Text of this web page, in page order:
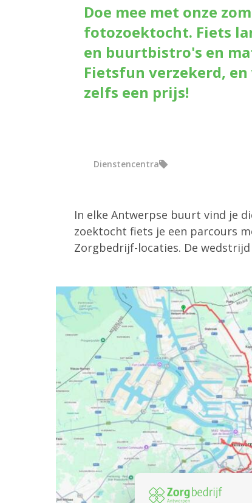
Dienstencentrum De Boskes
Dienstencentrum Sint Andries,
Dienstencentrum De Vrijgeweide,
Dienstencentrum Huize Berchem,
Dienstencentrum Kronenburg
Dienstencentrum Linkeroever,
Dienstencentrum Romanza
Doe mee met onze
fotozoektocht. Fiets
en buurtbistro's en
Fietsfun verzekerd,
zelfs een prijs!
Dienstencentra
In elke Antwerpse buurt vind je
zoektocht fiets je een parcours
Zorgbedrijf-locaties. De